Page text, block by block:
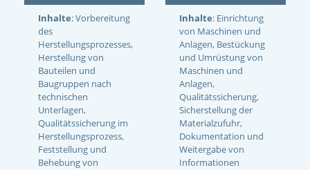
Inhalte: Vorbereitung
des
Herstellungsprozesses,
Herstellung von
Bauteilen und
Baugruppen nach
technischen
Unterlagen,
Qualitätssicherung im
Herstellungsprozess,
Feststellung und
Behebung von
Inhalte: Einrichtung
von Maschinen und
Anlagen, Bestückung
und Umrüstung von
Maschinen und
Anlagen,
Qualitätssicherung,
Sicherstellung der
Materialzufuhr,
Dokumentation und
Weitergabe von
Informationen